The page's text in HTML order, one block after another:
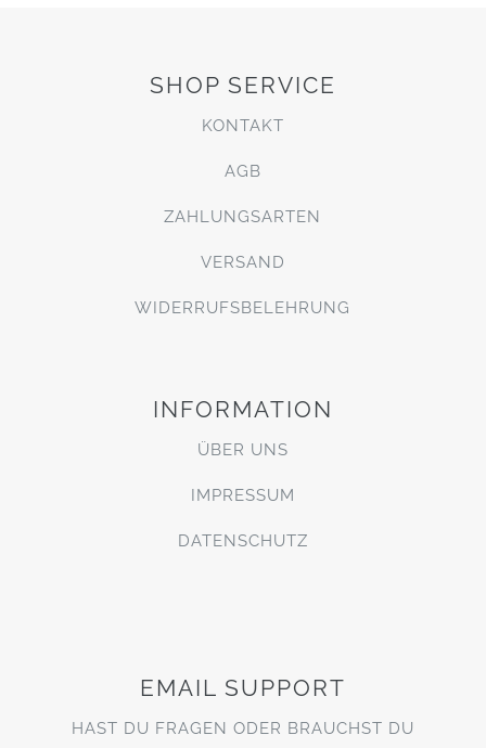
SHOP SERVICE
KONTAKT
AGB
ZAHLUNGSARTEN
VERSAND
WIDERRUFSBELEHRUNG
INFORMATION
ÜBER UNS
IMPRESSUM
DATENSCHUTZ
EMAIL SUPPORT
HAST DU FRAGEN ODER BRAUCHST DU